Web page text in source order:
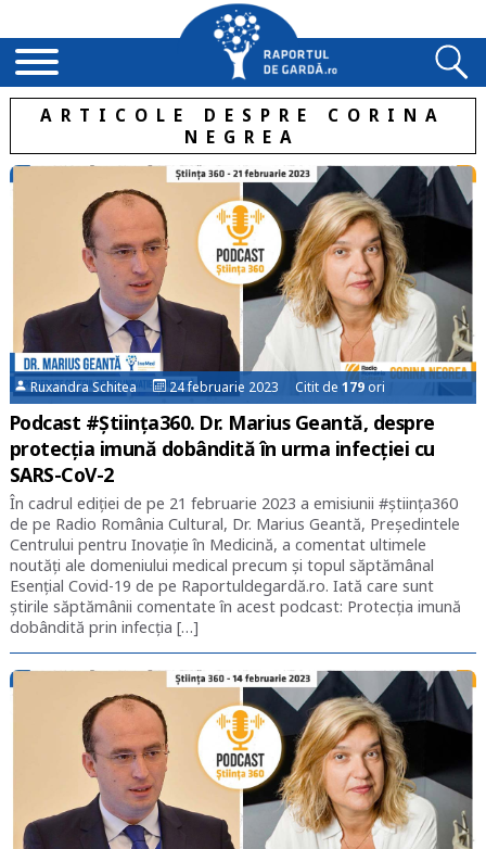
ARTICOLE DESPRE CORINA
NEGREA
Ruxandra Schitea 24 februarie 2023 Citit de179ori
Podcast #Știința360. Dr. Marius Geantă, despre
protecția imună dobândită în urma infecției cu
SARS-CoV-2
În cadrul ediției de pe 21 februarie 2023 a emisiunii #știința360
de pe Radio România Cultural, Dr. Marius Geantă, Președintele
Centrului pentru Inovație în Medicină, a comentat ultimele
noutăți ale domeniului medical precum și topul săptămânal
Esențial Covid-19 de pe Raportuldegardă.ro. Iată care sunt
știrile săptămânii comentate în acest podcast: Protecția imună
dobândită prin infecția […]